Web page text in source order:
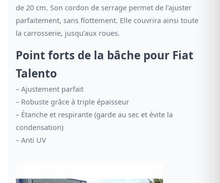
de 20 cm. Son cordon de serrage permet de l’ajuster
parfaitement, sans flottement. Elle couvrira ainsi toute
la carrosserie, jusqu’aux roues.
Point forts de la bâche pour Fiat
Talento
– Ajustement parfait
– Robuste grâce à triple épaisseur
– Étanche et respirante (garde au sec et évite la
condensation)
– Anti UV